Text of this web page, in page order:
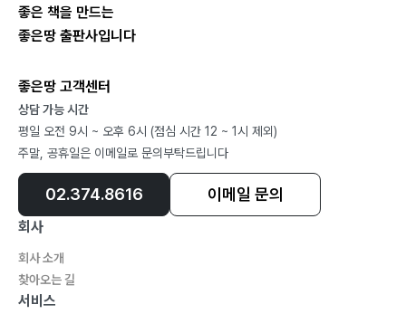
좋은 책을 만드는
좋은땅 출판사입니다
좋은땅 고객센터
상담 가능 시간
평일 오전 9시 ~ 오후 6시 (점심 시간 12 ~ 1시 제외)
주말, 공휴일은 이메일로 문의부탁드립니다
02.374.8616 이메일 문의
회사
회사 소개
찾아오는 길
서비스